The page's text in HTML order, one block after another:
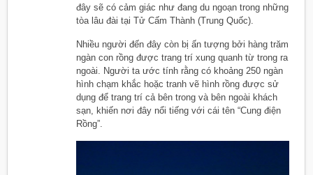
đây sẽ có cảm giác như đang du ngoạn trong những
tòa lâu đài tại Tử Cấm Thành (Trung Quốc).
Nhiều người đến đây còn bị ấn tượng bởi hàng trăm
ngàn con rồng được trang trí xung quanh từ trong ra
ngoài. Người ta ước tính rằng có khoảng 250 ngàn
hình chạm khắc hoặc tranh vẽ hình rồng được sử
dụng để trang trí cả bên trong và bên ngoài khách
sạn, khiến nơi đây nổi tiếng với cái tên “Cung điện
Rồng”.